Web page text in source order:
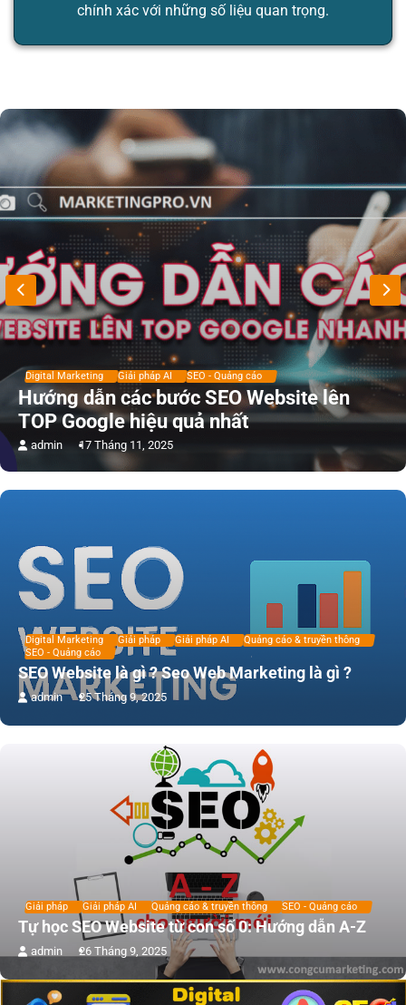
chính xác với những số liệu quan trọng.
Digital Marketing Giải pháp AI SEO - Quảng cáo
Hướng dẫn các bước SEO Website lên
TOP Google hiệu quả nhất
admin 17 Tháng 11, 2025
Digital Marketing Giải pháp Giải pháp AI
Quảng cáo & truyền thông
SEO - Quảng cáo
SEO Website là gì ? Seo Web Marketing là gì ?
admin 25 Tháng 9, 2025
Giải pháp Giải pháp AI Quảng cáo & truyền thông SEO - Quảng cáo
Tự học SEO Website từ con số 0: Hướng dẫn A-Z
admin 26 Tháng 9, 2025